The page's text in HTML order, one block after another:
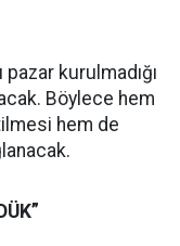
kurulmadığı
Böylece hem
hem de